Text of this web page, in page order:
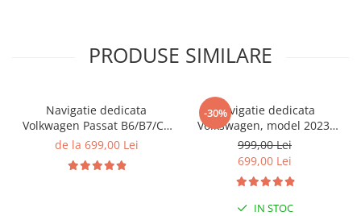
PRODUSE SIMILARE
Navigatie dedicata
Volkwagen Passat B6/B7/CC
Gri, 4GB RAM 64GB ROM,
Display QLED 10", DSP,
de la 699,00 Lei
-30%Navigatie dedicata
Volkswagen, model 2023,
4GB RAM 64GB ROM,
Quadcore, Android 14,
Display QLED 7", DSP,
Carplay&Android Auto,
Suport camere AHD
999,00 Lei
699,00 Lei
IN STOC